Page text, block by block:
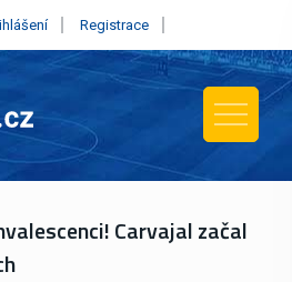
Registrace
Carvajal začal